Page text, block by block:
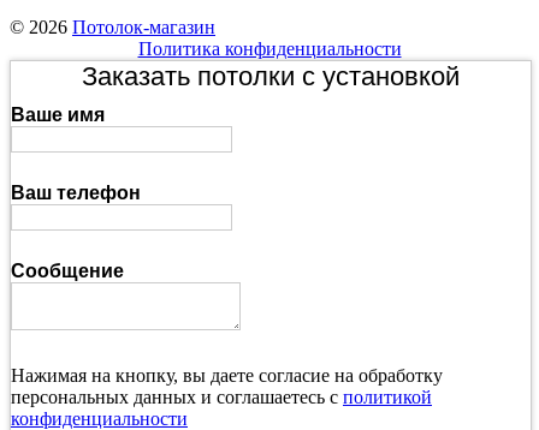
© 2026 Потолок-магазин
Политика конфиденциальности
Заказать потолки с установкой
Ваше имя
Ваш телефон
Сообщение
Нажимая на кнопку, вы даете согласие на обработку
персональных данных и соглашаетесь с политикой
конфиденциальности